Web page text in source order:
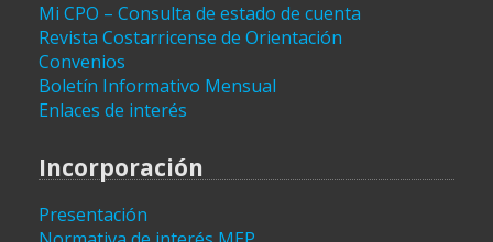
Mi CPO – Consulta de estado de cuenta
Revista Costarricense de Orientación
Convenios
Boletín Informativo Mensual
Enlaces de interés
Incorporación
Presentación